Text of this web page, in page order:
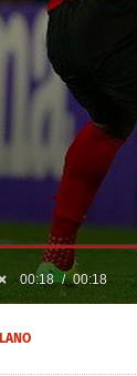
00:18 00:18